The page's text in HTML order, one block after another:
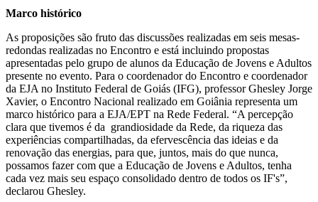
Marco histórico
As proposições são fruto das discussões realizadas em seis mesas-
redondas realizadas no Encontro e está incluindo propostas
apresentadas pelo grupo de alunos da Educação de Jovens e Adultos
presente no evento. Para o coordenador do Encontro e coordenador
da EJA no Instituto Federal de Goiás (IFG), professor Ghesley Jorge
Xavier, o Encontro Nacional realizado em Goiânia representa um
marco histórico para a EJA/EPT na Rede Federal. “A percepção
clara que tivemos é da grandiosidade da Rede, da riqueza das
experiências compartilhadas, da efervescência das ideias e da
renovação das energias, para que, juntos, mais do que nunca,
possamos fazer com que a Educação de Jovens e Adultos, tenha
cada vez mais seu espaço consolidado dentro de todos os IF's”,
declarou Ghesley.